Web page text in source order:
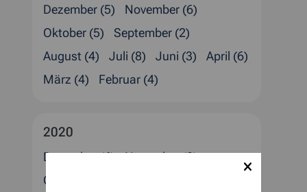
Dezember (5)
November (6)
Oktober (5)
September (2)
August (4)
Juli (8) Juni (3)
April (6)
März (4)
Februar (4)
2020
Dezember (6)
November (2)
Oktober (3)